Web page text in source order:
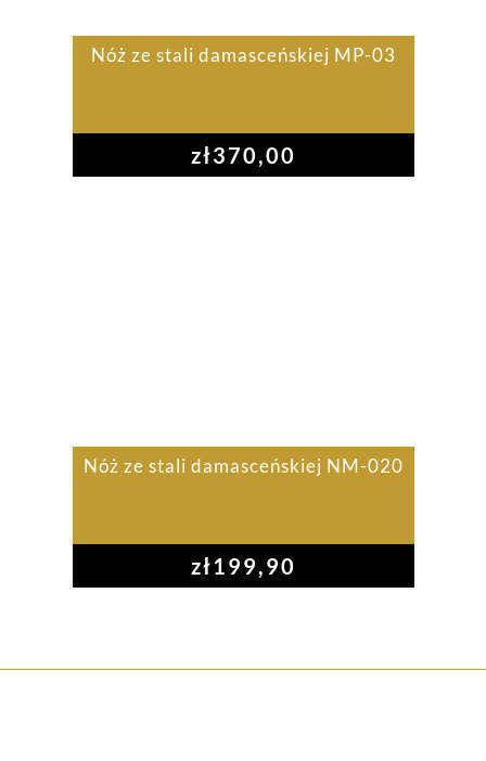
Nóż ze stali damasceńskiej MP-03
zł370,00
Nóż ze stali damasceńskiej NM-020
zł199,90